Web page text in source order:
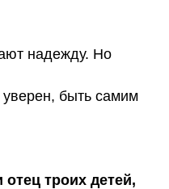
надежду. Но
быть самим
троих детей,